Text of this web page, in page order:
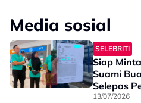
Media sosial
SELEBRITI
Siap
Suami
Selepas
Terkenal
13/07/2026